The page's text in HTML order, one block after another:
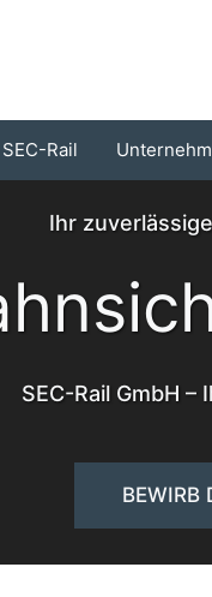
SEC-Rail
Ihr
SEC-Rail GmbH
BEWIRB